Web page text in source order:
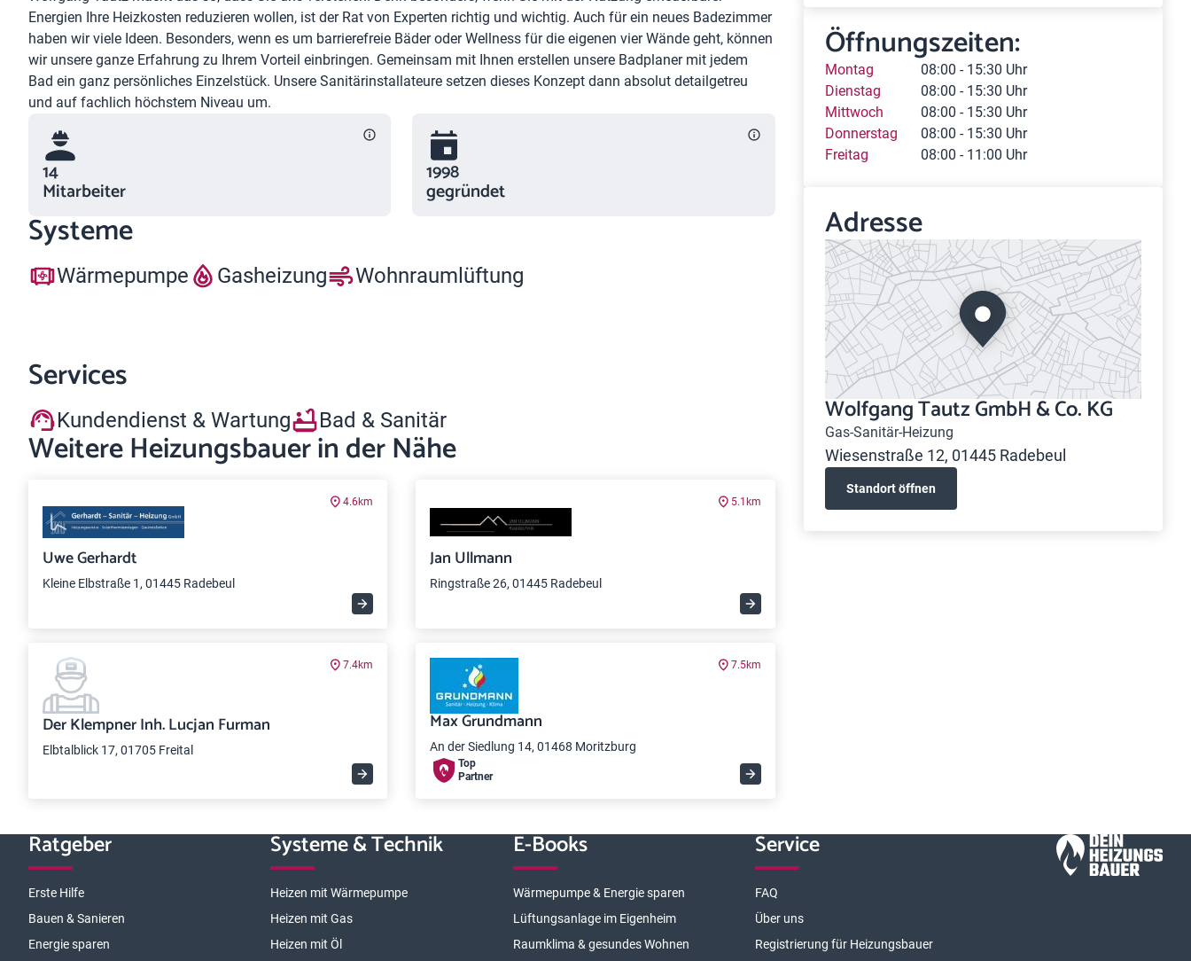
Energien Ihre Heizkosten reduzieren wollen, ist der Rat von Experten richtig und wichtig. Auch für ein neues Badezimmer
haben wir viele Ideen. Besonders, wenn es um barrierefreie Bäder oder Wellness für die eigenen vier Wände geht, können
wir unsere ganze Erfahrung zu Ihrem Vorteil einbringen. Gemeinsam mit Ihnen erstellen unsere Badplaner mit jedem
Bad ein ganz persönliches Einzelstück. Unsere Sanitärinstallateure setzen dieses Konzept dann absolut detailgetreu
und auf fachlich höchstem Niveau um.
14
Mitarbeiter
1998
gegründet
Systeme
Wärmepumpe Gasheizung Wohnraumlüftung
Services
Kundendienst & Wartung Bad & Sanitär
Weitere Heizungsbauer in der Nähe
4.6km
Uwe Gerhardt
Kleine Elbstraße 1, 01445 Radebeul
5.1km
Jan Ullmann
Ringstraße 26, 01445 Radebeul
7.4km
Der Klempner Inh. Lucjan Furman
Elbtalblick 17, 01705 Freital
7.5km
Max Grundmann
An der Siedlung 14, 01468 Moritzburg
Top
Partner
Öffnungszeiten:
Montag
08:00 - 15:30 Uhr
Dienstag
08:00 - 15:30 Uhr
Mittwoch
08:00 - 15:30 Uhr
Donnerstag
08:00 - 15:30 Uhr
Freitag
08:00 - 11:00 Uhr
Adresse
Wolfgang Tautz GmbH & Co. KG
Gas-Sanitär-Heizung
Wiesenstraße 12, 01445 Radebeul
Standort öffnen
Ratgeber
Erste Hilfe
Bauen & Sanieren
Energie sparen
Systeme & Technik
Heizen mit Wärmepumpe
Heizen mit Gas
Heizen mit Öl
E-Books
Wärmepumpe & Energie sparen
Lüftungsanlage im Eigenheim
Raumklima & gesundes Wohnen
Service
FAQ
Über uns
Registrierung für Heizungsbauer